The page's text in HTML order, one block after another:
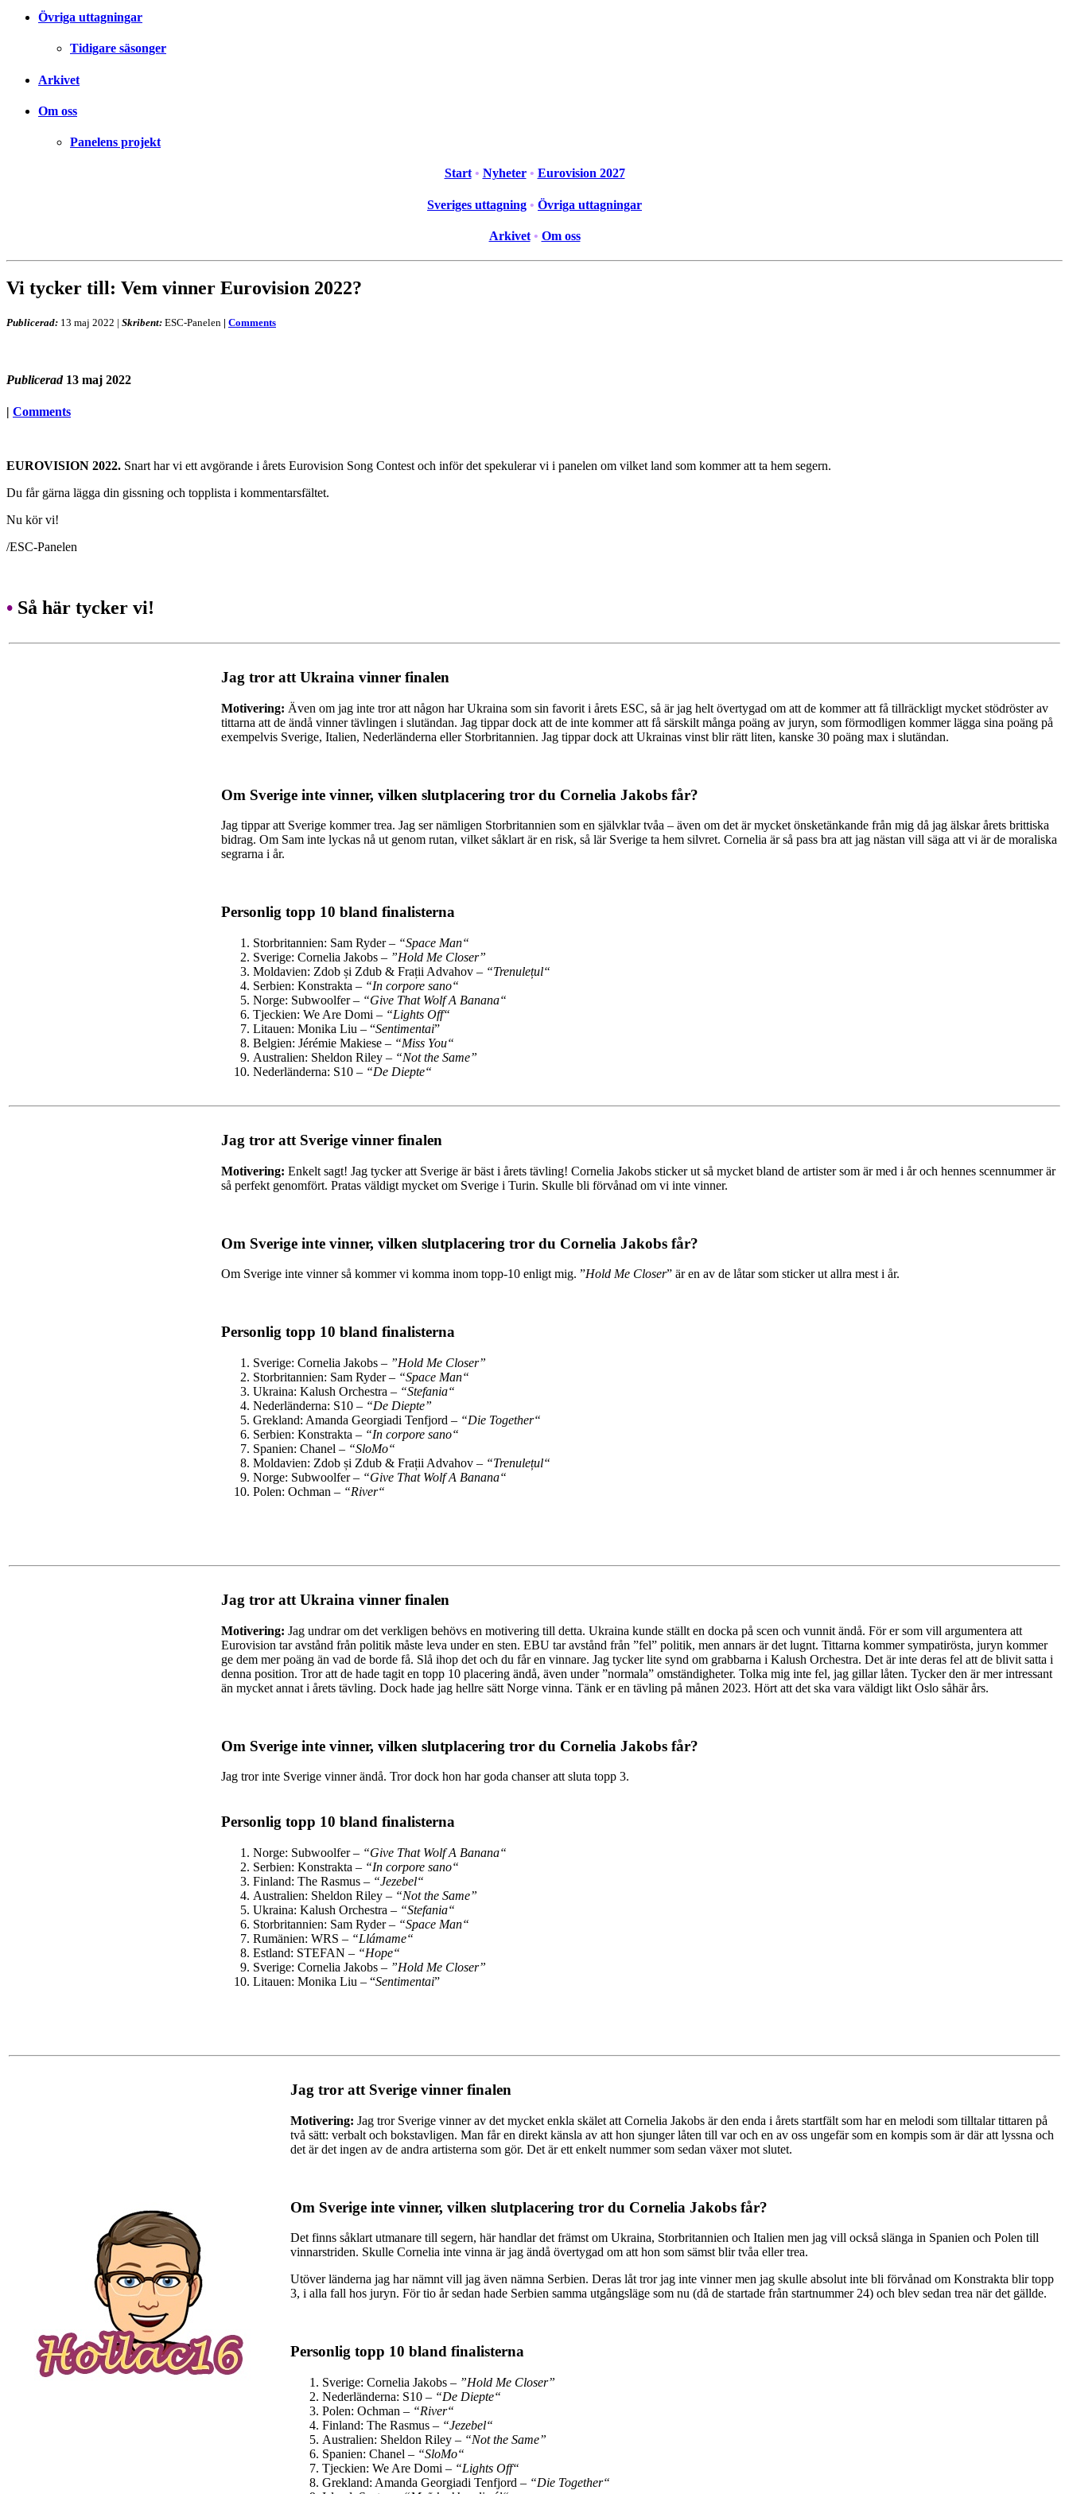
Övriga uttagningar
Tidigare säsonger
Arkivet
Om oss
Panelens projekt
Start • Nyheter • Eurovision 2027
Sveriges uttagning • Övriga uttagningar
Arkivet • Om oss
Vi tycker till: Vem vinner Eurovision 2022?
Publicerad: 13 maj 2022 | Skribent: ESC-Panelen | Comments
Publicerad 13 maj 2022
| Comments
EUROVISION 2022. Snart har vi ett avgörande i årets Eurovision Song Contest och inför det spekulerar vi i panelen om vilket land som kommer att ta hem segern.
Du får gärna lägga din gissning och topplista i kommentarsfältet.
Nu kör vi!
/ESC-Panelen
• Så här tycker vi!
Jag tror att Ukraina vinner finalen
Motivering: Även om jag inte tror att någon har Ukraina som sin favorit i årets ESC, så är jag helt övertygad om att de kommer att få tillräckligt mycket stödröster av
tittarna att de ändå vinner tävlingen i slutändan. Jag tippar dock att de inte kommer att få särskilt många poäng av juryn, som förmodligen kommer lägga sina poäng på
exempelvis Sverige, Italien, Nederländerna eller Storbritannien. Jag tippar dock att Ukrainas vinst blir rätt liten, kanske 30 poäng max i slutändan.
Om Sverige inte vinner, vilken slutplacering tror du Cornelia Jakobs får?
Jag tippar att Sverige kommer trea. Jag ser nämligen Storbritannien som en självklar tvåa – även om det är mycket önsketänkande från mig då jag älskar årets brittiska
bidrag. Om Sam inte lyckas nå ut genom rutan, vilket såklart är en risk, så lär Sverige ta hem silvret. Cornelia är så pass bra att jag nästan vill säga att vi är de moraliska
segrarna i år.
Personlig topp 10 bland finalisterna
Storbritannien: Sam Ryder – “Space Man“
Sverige: Cornelia Jakobs – ”Hold Me Closer”
Moldavien: Zdob și Zdub & Frații Advahov – “Trenulețul“
Serbien: Konstrakta – “In corpore sano“
Norge: Subwoolfer – “Give That Wolf A Banana“
Tjeckien: We Are Domi – “Lights Off“
Litauen: Monika Liu – “Sentimentai”
Belgien: Jérémie Makiese – “Miss You“
Australien: Sheldon Riley – “Not the Same”
Nederländerna: S10 – “De Diepte“
Jag tror att Sverige vinner finalen
Motivering: Enkelt sagt! Jag tycker att Sverige är bäst i årets tävling! Cornelia Jakobs sticker ut så mycket bland de artister som är med i år och hennes scennummer är
så perfekt genomfört. Pratas väldigt mycket om Sverige i Turin. Skulle bli förvånad om vi inte vinner.
Om Sverige inte vinner, vilken slutplacering tror du Cornelia Jakobs får?
Om Sverige inte vinner så kommer vi komma inom topp-10 enligt mig. ”Hold Me Closer” är en av de låtar som sticker ut allra mest i år.
Personlig topp 10 bland finalisterna
Sverige: Cornelia Jakobs – ”Hold Me Closer”
Storbritannien: Sam Ryder – “Space Man“
Ukraina: Kalush Orchestra – “Stefania“
Nederländerna: S10 – “De Diepte”
Grekland: Amanda Georgiadi Tenfjord – “Die Together“
Serbien: Konstrakta – “In corpore sano“
Spanien: Chanel – “SloMo“
Moldavien: Zdob și Zdub & Frații Advahov – “Trenulețul“
Norge: Subwoolfer – “Give That Wolf A Banana“
Polen: Ochman – “River“
Jag tror att Ukraina vinner finalen
Motivering: Jag undrar om det verkligen behövs en motivering till detta. Ukraina kunde ställt en docka på scen och vunnit ändå. För er som vill argumentera att
Eurovision tar avstånd från politik måste leva under en sten. EBU tar avstånd från ”fel” politik, men annars är det lugnt. Tittarna kommer sympatirösta, juryn kommer
ge dem mer poäng än vad de borde få. Slå ihop det och du får en vinnare. Jag tycker lite synd om grabbarna i Kalush Orchestra. Det är inte deras fel att de blivit satta i
denna position. Tror att de hade tagit en topp 10 placering ändå, även under ”normala” omständigheter. Tolka mig inte fel, jag gillar låten. Tycker den är mer intressant
än mycket annat i årets tävling. Dock hade jag hellre sätt Norge vinna. Tänk er en tävling på månen 2023. Hört att det ska vara väldigt likt Oslo såhär års.
Om Sverige inte vinner, vilken slutplacering tror du Cornelia Jakobs får?
Jag tror inte Sverige vinner ändå. Tror dock hon har goda chanser att sluta topp 3.
Personlig topp 10 bland finalisterna
Norge: Subwoolfer – “Give That Wolf A Banana“
Serbien: Konstrakta – “In corpore sano“
Finland: The Rasmus – “Jezebel“
Australien: Sheldon Riley – “Not the Same”
Ukraina: Kalush Orchestra – “Stefania“
Storbritannien: Sam Ryder – “Space Man“
Rumänien: WRS – “Llámame“
Estland: STEFAN – “Hope“
Sverige: Cornelia Jakobs – ”Hold Me Closer”
Litauen: Monika Liu – “Sentimentai”
Jag tror att Sverige vinner finalen
Motivering: Jag tror Sverige vinner av det mycket enkla skälet att Cornelia Jakobs är den enda i årets startfält som har en melodi som tilltalar tittaren på
två sätt: verbalt och bokstavligen. Man får en direkt känsla av att hon sjunger låten till var och en av oss ungefär som en kompis som är där att lyssna och
det är det ingen av de andra artisterna som gör. Det är ett enkelt nummer som sedan växer mot slutet.
Om Sverige inte vinner, vilken slutplacering tror du Cornelia Jakobs får?
Det finns såklart utmanare till segern, här handlar det främst om Ukraina, Storbritannien och Italien men jag vill också slänga in Spanien och Polen till
vinnarstriden. Skulle Cornelia inte vinna är jag ändå övertygad om att hon som sämst blir tvåa eller trea.
Utöver länderna jag har nämnt vill jag även nämna Serbien. Deras låt tror jag inte vinner men jag skulle absolut inte bli förvånad om Konstrakta blir topp
3, i alla fall hos juryn. För tio år sedan hade Serbien samma utgångsläge som nu (då de startade från startnummer 24) och blev sedan trea när det gällde.
Personlig topp 10 bland finalisterna
Sverige: Cornelia Jakobs – ”Hold Me Closer”
Nederländerna: S10 – “De Diepte“
Polen: Ochman – “River“
Finland: The Rasmus – “Jezebel“
Australien: Sheldon Riley – “Not the Same”
Spanien: Chanel – “SloMo“
Tjeckien: We Are Domi – “Lights Off“
Grekland: Amanda Georgiadi Tenfjord – “Die Together“